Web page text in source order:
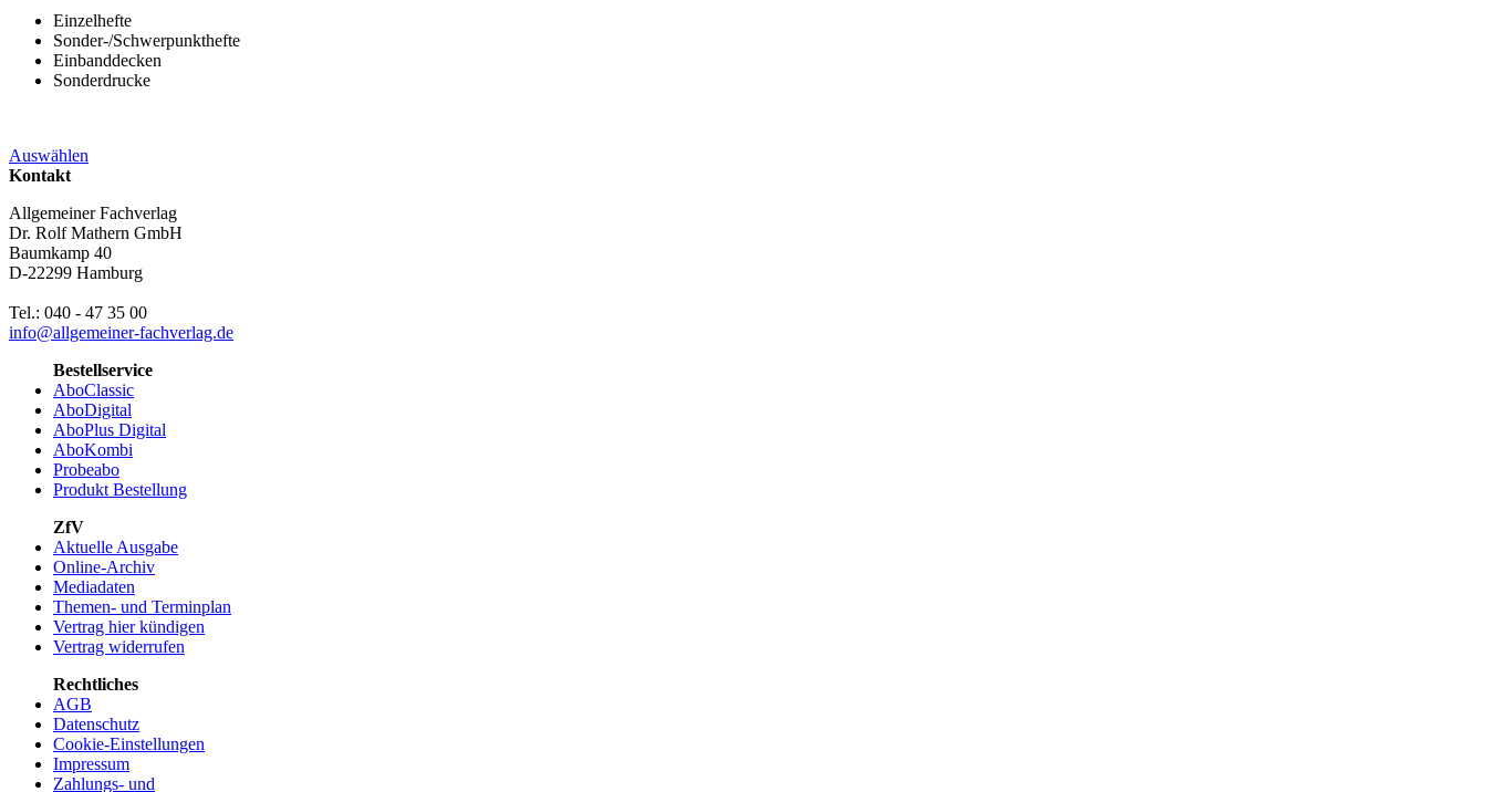
Einzelhefte
Sonder-/Schwerpunkthefte
Einbanddecken
Sonderdrucke
Auswählen
Kontakt
Allgemeiner Fachverlag
Dr. Rolf Mathern GmbH
Baumkamp 40
D-22299 Hamburg
Tel.: 040 - 47 35 00
info@allgemeiner-fachverlag.de
Bestellservice
AboClassic
AboDigital
AboPlus Digital
AboKombi
Probeabo
Produkt Bestellung
ZfV
Aktuelle Ausgabe
Online-Archiv
Mediadaten
Themen- und Terminplan
Vertrag hier kündigen
Vertrag widerrufen
Rechtliches
AGB
Datenschutz
Cookie-Einstellungen
Impressum
Zahlungs- und